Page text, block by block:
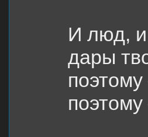
И люд, и
дары